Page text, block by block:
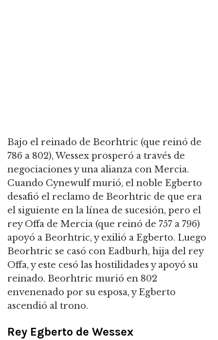
Bajo el reinado de Beorhtric (que reinó de
786 a 802), Wessex prosperó a través de
negociaciones y una alianza con Mercia.
Cuando Cynewulf murió, el noble Egberto
desafió el reclamo de Beorhtric de que era
el siguiente en la línea de sucesión, pero el
rey Offa de Mercia (que reinó de 757 a 796)
apoyó a Beorhtric, y exilió a Egberto. Luego
Beorhtric se casó con Eadburh, hija del rey
Offa, y este cesó las hostilidades y apoyó su
reinado. Beorhtric murió en 802
envenenado por su esposa, y Egberto
ascendió al trono.
Rey Egberto de Wessex